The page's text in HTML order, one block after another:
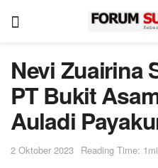
Nevi Zuairina
PT Bukit
Auladi
2 Oktober 2023 Reading Time: